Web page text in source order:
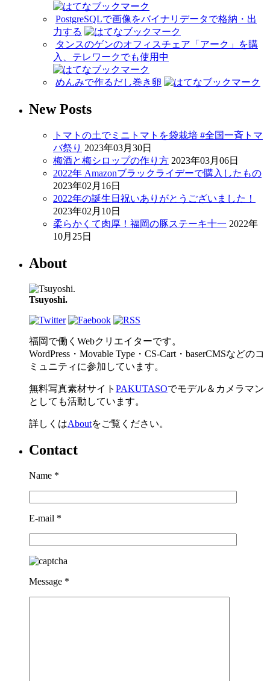
PostgreSQLで画像をバイナリデータで格納・出
力する
タンスのゲンのオフィスチェア「アーク」を購
入、テレワークでも使用中
めんみで作るだし巻き卵
New Posts
トマトの土でミニトマトを袋栽培 #全国一斉トマ
バ祭り 2023年03月30日
梅酒と梅シロップの作り方 2023年03月06日
2022年 Amazonブラックライデーで購入したもの
2023年02月16日
2022年の誕生日祝いありがとうございました！
2023年02月10日
柔らかくて肉厚！福岡の豚ステーキ十一 2022年
10月25日
About
Tsuyoshi.
福岡で働くWebクリエイターです。
WordPress・Movable Type・CS-Cart・baserCMSなどのコ
ミュニティに参加しています。
無料写真素材サイト PAKUTASOでモデル＆カメラマン
としても活動しています。
詳しくはAboutをご覧ください。
Contact
Name *
E-mail *
Message *